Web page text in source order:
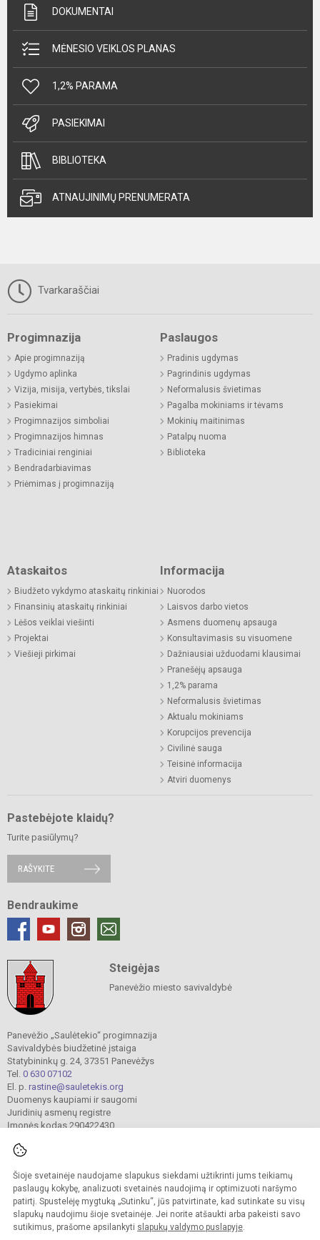
Šioje svetainėje naudojame slapukus siekdami užtikrinti jums teikiamų
paslaugų kokybę, analizuoti svetainės naudojimą ir optimizuoti naršymo
patirtį. Spustelėję mygtuką „Sutinku“, jūs patvirtinate, kad sutinkate su visų
slapukų naudojimu šioje svetainėje. Jei norite atšaukti arba pakeisti savo
sutikimus, prašome apsilankyti slapukų valdymo puslapyje.
DOKUMENTAI
MĖNESIO VEIKLOS PLANAS
1,2% PARAMA
PASIEKIMAI
BIBLIOTEKA
ATNAUJINIMŲ PRENUMERATA
Tvarkaraščiai
Progimnazija
Apie progimnaziją
Ugdymo aplinka
Vizija, misija, vertybės, tikslai
Pasiekimai
Progimnazijos simboliai
Progimnazijos himnas
Tradiciniai renginiai
Bendradarbiavimas
Priėmimas į progimnaziją
Paslaugos
Pradinis ugdymas
Pagrindinis ugdymas
Neformalusis švietimas
Pagalba mokiniams ir tėvams
Mokinių maitinimas
Patalpų nuoma
Biblioteka
Ataskaitos
Biudžeto vykdymo ataskaitų rinkiniai
Finansinių ataskaitų rinkiniai
Lėšos veiklai viešinti
Projektai
Viešieji pirkimai
Informacija
Nuorodos
Laisvos darbo vietos
Asmens duomenų apsauga
Konsultavimasis su visuomene
Dažniausiai užduodami klausimai
Pranešėjų apsauga
1,2% parama
Neformalusis švietimas
Aktualu mokiniams
Korupcijos prevencija
Civilinė sauga
Teisinė informacija
Atviri duomenys
Pastebėjote klaidų?
Turite pasiūlymų?
RAŠYKITE
Bendraukime
Steigėjas
Panevėžio miesto savivaldybė
Panevėžio „Saulėtekio“ progimnazija
Savivaldybės biudžetinė įstaiga
Statybininkų g. 24, 37351 Panevėžys
Tel. 0 630 07102
El. p. rastine@sauletekis.org
Duomenys kaupiami ir saugomi
Juridinių asmenų registre
Įmonės kodas 290422430
© 2022. Panevėžio „Saulėtekio“ progimnazija. Visos teisės saugomos.
Kopijuoti turinį be raštiško progimnazijos sutikimo griežtai draudžiama.
Prieinamumo paraiška Slapukų valdymas
Sumanus būdas atnaujinti